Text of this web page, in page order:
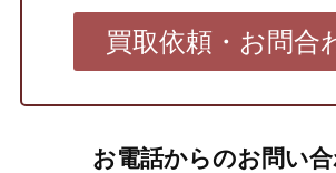
買取依頼・お問合
お電話からのお問い